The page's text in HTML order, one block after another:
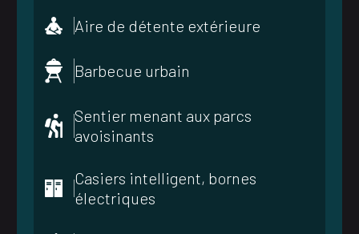
Aire de détente extérieure
Barbecue urbain
Sentier menant aux parcs
avoisinants
Casiers intelligent, bornes
électriques